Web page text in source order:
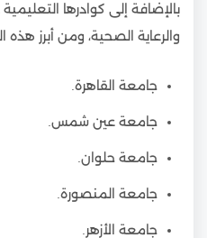
بالإضافة إلى كوادرها
والرعاية الصحية، ومن أبرز هذه
جامعة القاهرة.
جامعة عين شمس.
جامعة حلوان.
جامعة المنصورة.
جامعة الأزهر.